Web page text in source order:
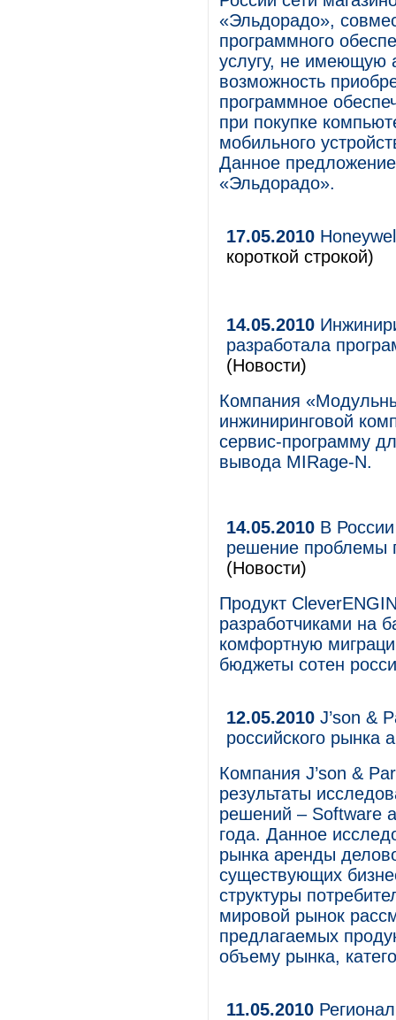
«Эльдорадо»,
программного
услугу, не имеющую
возможность
программное
при покупке
мобильного
Данное
«Эльдорадо».
17.05.2010
короткой строкой)
14.05.2010
разработала
(Новости)
Компания
инжиниринговой
сервис-программу
вывода MIRage-N.
14.05.2010 В
решение проблемы
(Новости)
Продукт
разработчиками на
комфортную
бюджеты сотен
12.05.2010 J’son &
российского рынка
Компания J’son &
результаты
решений – Software
года. Данное
рынка аренды
существующих
структуры
мировой рынок
предлагаемых
объему рынка,
11.05.2010